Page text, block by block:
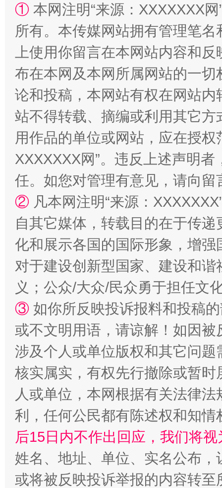
这是一记警钟！ 谢
在谋一域中谋全局
今
魏明亮
“刷贴”乱象丛生
生
① 本网注明“来源：XXXXXXX
所有。本传媒网站拥有管理笔
上使用你留言在本网站内容和
布在本网及本网所属网站的一
论和投稿，本网站有权在网站
站不得转载、摘编或利用其它
用作品的单位或网站，应在授
XXXXXXX网”。违反上述声明
任。如您对管理有意见，请向
② 凡本网注明“来源：
自其它媒体，转载目的在于传
化和展示各国的国际形象，增
对于建设创新型国家、建设和
义；公众/大众/民众勇于担任文
③ 如你所反映投诉报料和投稿
或不文明用语，请谅解！如因
涉及个人或单位版权和其它问题
核实属实，有权先行撤除或暂
人或单位，本网根据有关法律
利，任何公民都有陈述权和知情
后15日内不作出回应，我们将
姓名、地址、单位、实名公布
或将被反映投诉举报的内容转